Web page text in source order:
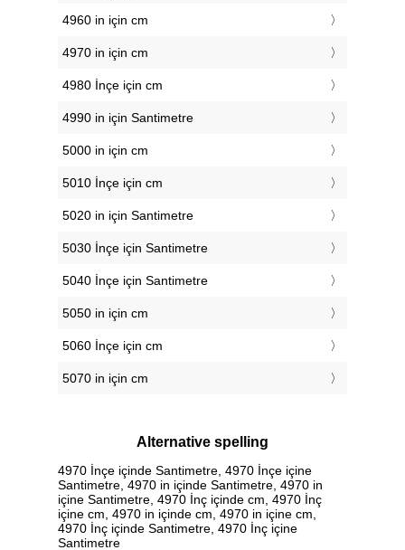
4960 in için cm
4970 in için cm
4980 İnçe için cm
4990 in için Santimetre
5000 in için cm
5010 İnçe için cm
5020 in için Santimetre
5030 İnçe için Santimetre
5040 İnçe için Santimetre
5050 in için cm
5060 İnçe için cm
5070 in için cm
Alternative spelling
4970 İnçe içinde Santimetre, 4970 İnçe içine
Santimetre, 4970 in içinde Santimetre, 4970 in
içine Santimetre, 4970 İnç içinde cm, 4970 İnç
içine cm, 4970 in içinde cm, 4970 in içine cm,
4970 İnç içinde Santimetre, 4970 İnç içine
Santimetre